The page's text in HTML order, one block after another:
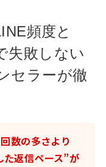
頻度と
失敗しない
セラーが徹
数の多さより
返信ペース”が